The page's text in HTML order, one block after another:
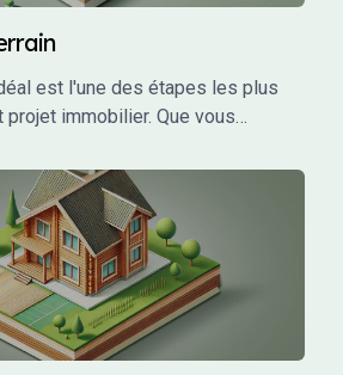
est l'une des étapes les plus
immobilier. Que vous
locatif ou de développer un
choix du terrain influence
le coût, et le succès de votre